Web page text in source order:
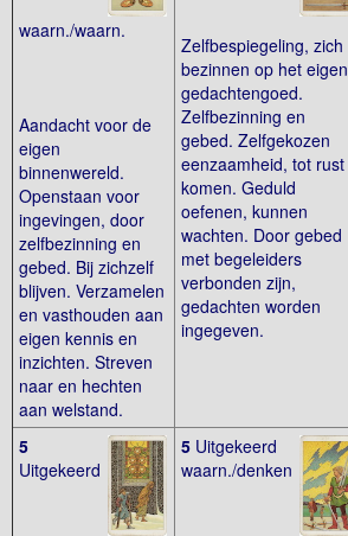
waarn./waarn.
Aandacht voor de
eigen
binnenwereld.
Openstaan voor
ingevingen, door
zelfbezinning en
gebed. Bij zichzelf
blijven. Verzamelen
en vasthouden aan
eigen kennis en
inzichten. Streven
naar en hechten
aan welstand.
Zelfbespiegeling, zich
bezinnen op het eigen
gedachtengoed.
Zelfbezinning en
gebed. Zelfgekozen
eenzaamheid, tot rust
komen. Geduld
oefenen, kunnen
wachten. Door gebed
met begeleiders
verbonden zijn,
gedachten worden
ingegeven.
5
Uitgekeerd
5 Uitgekeerd
waarn./denken